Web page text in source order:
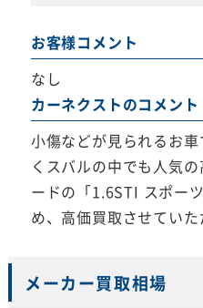
お客様コメント
なし
カーネクストのコメント
小傷などが見られるお
くスバルの中でも人気
ードの「1.6STI スポー
め、高価買取させていた
メーカー買取相場